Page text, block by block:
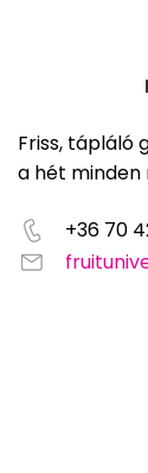
Friss, tápláló
a hét minden
+36 70